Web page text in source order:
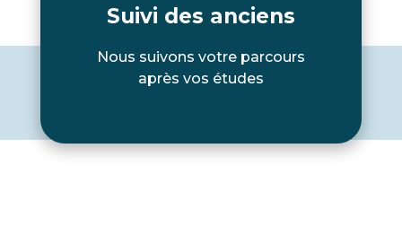
Suivi des anciens
Nous suivons votre parcours
après vos études